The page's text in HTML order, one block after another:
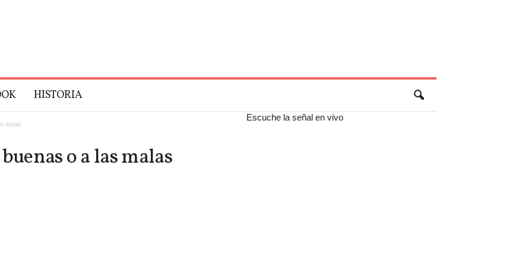
HISTORIA
malas
o a las malas
Escuche la señal en vivo